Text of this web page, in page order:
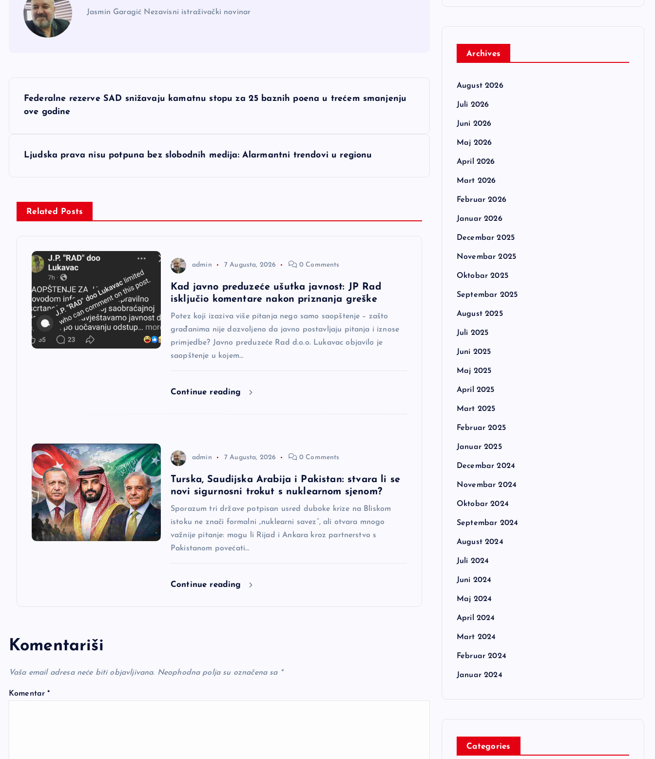
Jasmin Garagić Nezavisni istraživački novinar
N
g
a
Federalne rezerve SAD snižavaju kamatnu stopu za 25 baznih poena u trećem smanjenju
ove godine
Ljudska prava nisu potpuna bez slobodnih medija: Alarmantni trendovi u regionu
Related Posts
admin 7 Augusta, 2026 0 Comments
Kad javno preduzeće ušutka javnost: JP Rad
isključio komentare nakon priznanja greške
Potez koji izaziva više pitanja nego samo saopštenje – zašto
građanima nije dozvoljeno da javno postavljaju pitanja i iznose
primjedbe? Javno preduzeće Rad d.o.o. Lukavac objavilo je
saopštenje u kojem…
Continue reading
admin 7 Augusta, 2026 0 Comments
Turska, Saudijska Arabija i Pakistan: stvara li se
novi sigurnosni trokut s nuklearnom sjenom?
Sporazum tri države potpisan usred duboke krize na Bliskom
istoku ne znači formalni „nuklearni savez“, ali otvara mnogo
važnije pitanje: mogu li Rijad i Ankara kroz partnerstvo s
Pakistanom povećati…
Continue reading
Komentariši
Vaša email adresa neće biti objavljivana. Neophodna polja su označena sa *
Komentar*
Archives
August 2026
Juli 2026
Juni 2026
Maj 2026
April 2026
Mart 2026
Februar 2026
Januar 2026
Decembar 2025
Novembar 2025
Oktobar 2025
Septembar 2025
August 2025
Juli 2025
Juni 2025
Maj 2025
April 2025
Mart 2025
Februar 2025
Januar 2025
Decembar 2024
Novembar 2024
Oktobar 2024
Septembar 2024
August 2024
Juli 2024
Juni 2024
Maj 2024
April 2024
Mart 2024
Februar 2024
Januar 2024
Categories